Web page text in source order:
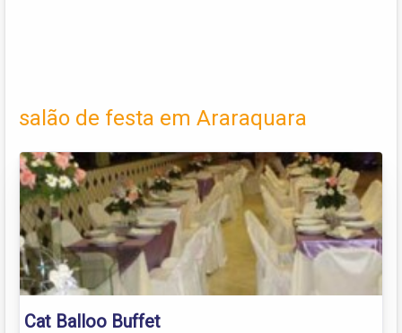
salão de festa em Araraquara
Cat Balloo Buffet